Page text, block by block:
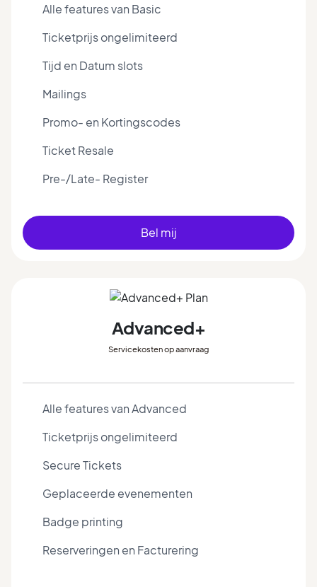
Alle features van Basic
Ticketprijs ongelimiteerd
Tijd en Datum slots
Mailings
Promo- en Kortingscodes
Ticket Resale
Pre-/Late- Register
Bel mij
Advanced+
Servicekosten op aanvraag
Alle features van Advanced
Ticketprijs ongelimiteerd
Secure Tickets
Geplaceerde evenementen
Badge printing
Reserveringen en Facturering